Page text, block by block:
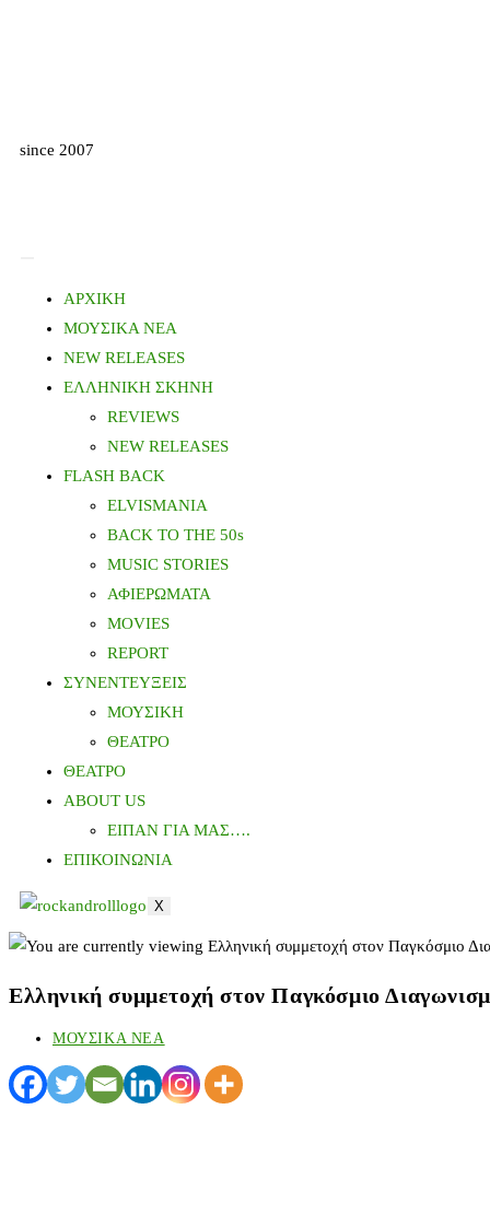
since 2007
ΑΡΧΙΚΗ
ΜΟΥΣΙΚΑ ΝΕΑ
NEW RELEASES
ΕΛΛΗΝΙΚΗ ΣΚΗΝΗ
REVIEWS
NEW RELEASES
FLASH BACK
ELVISMANIA
BACK TO THE 50s
MUSIC STORIES
ΑΦΙΕΡΩΜΑΤΑ
MOVIES
REPORT
ΣΥΝΕΝΤΕΥΞΕΙΣ
ΜΟΥΣΙΚΗ
ΘΕΑΤΡΟ
ΘΕΑΤΡΟ
ABOUT US
ΕΙΠΑΝ ΓΙΑ ΜΑΣ….
ΕΠΙΚΟΙΝΩΝΙΑ
X
Ελληνική συμμετοχή στον Παγκόσμιο
ΜΟΥΣΙΚΑ ΝΕΑ